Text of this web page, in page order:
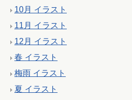
10月 イラスト
11月 イラスト
12月 イラスト
春 イラスト
梅雨 イラスト
夏 イラスト